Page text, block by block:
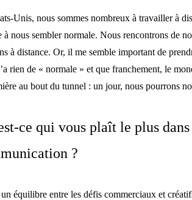
Unis, nous sommes nombreux à travailler à
à nous sembler normale. Nous rencontrons de
à distance. Or, il me semble important de
rien de « normale » et que franchement, le
au bout du tunnel : un jour, nous pourrons
ce qui vous plaît le plus
?
équilibre entre les défis commerciaux et